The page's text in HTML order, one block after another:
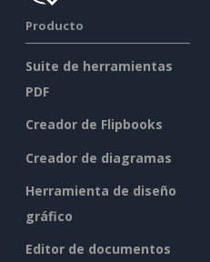
Producto
Suite de herramientas
PDF
Creador de Flipbooks
Creador de diagramas
Herramienta de diseño
gráfico
Editor de documentos